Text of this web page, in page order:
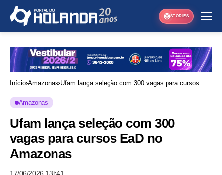
STORIES
Início Amazonas Ufam lança seleção com 300 vagas para cursos
Amazonas
Ufam lança seleção com 300
vagas para cursos EaD no
Amazonas
17/06/2026 13h41